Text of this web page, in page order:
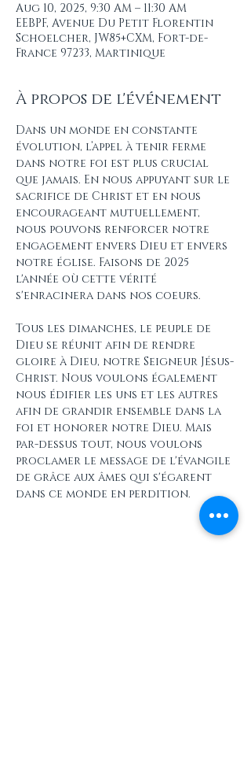
Aug 10, 2025, 9:30 AM – 11:30 AM
EEBPF, Avenue Du Petit Florentin
Schoelcher, JW85+CXM, Fort-de-
France 97233, Martinique
À propos de l'événement
Dans un monde en constante
évolution, l’appel à tenir ferme
dans notre foi est plus crucial
que jamais. En nous appuyant sur le
sacrifice de Christ et en nous
encourageant mutuellement,
nous pouvons renforcer notre
engagement envers Dieu et envers
notre église. Faisons de 2025
l'année où cette vérité
s'enracinera dans nos coeurs.
Tous les dimanches, le peuple de
Dieu se réunit afin de rendre
gloire à Dieu, notre Seigneur Jésus-
Christ. Nous voulons également
nous édifier les uns et les autres
afin de grandir ensemble dans la
foi et honorer notre Dieu. Mais
par-dessus tout, nous voulons
proclamer le message de l'évangile
de grâce aux âmes qui s'égarent
dans ce monde en perdition.